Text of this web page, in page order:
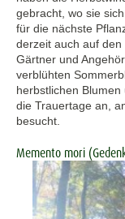
gebracht, wo sie
für die nächste
derzeit auch auf
Gärtner und
verblühten
herbstlichen
die Trauertage an,
besucht.
Memento mori